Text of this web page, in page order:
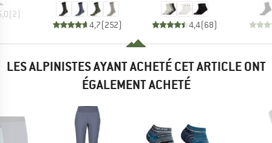
(2)
4,7(252) 4,4(68)
LES ALPINISTES AYANT ACHETÉ CET ARTICLE ONT
ÉGALEMENT ACHETÉ